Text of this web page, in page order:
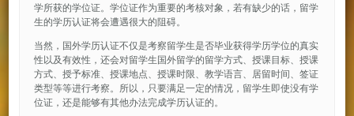
学所获的学位证。学位证作为重要的考核对象，若有缺少的话，留学
生的学历认证将会遭遇很大的阻碍。
当然，国外学历认证不仅是考察留学生是否毕业获得学历学位的真实
性以及有效性，还会对留学生国外留学的留学方式、授课目标、授课
方式、授予标准、授课地点、授课时限、教学语言、居留时间、签证
类型等等进行考察。所以，只要满足一定的情况，留学生即使没有学
位证，还是能够有其他办法完成学历认证的。